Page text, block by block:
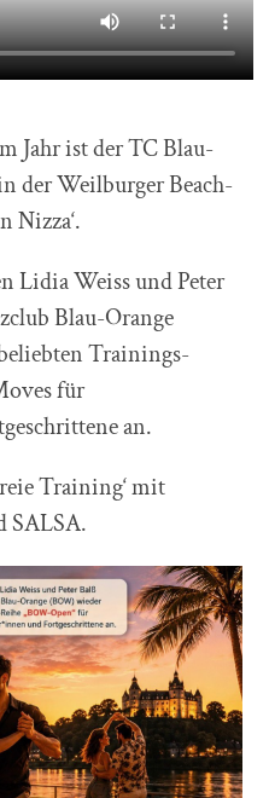
Jahr ist der TC Blau-
der Weilburger Beach-
Nizza‘.
Lidia Weiss und Peter
Blau-Orange
Trainings-
für
an.
Training‘ mit
SALSA.